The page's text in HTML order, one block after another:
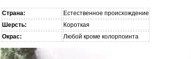
Страна:
Естественное происхождение
Шерсть:
Короткая
Окрас:
Любой кроме колорпоинта